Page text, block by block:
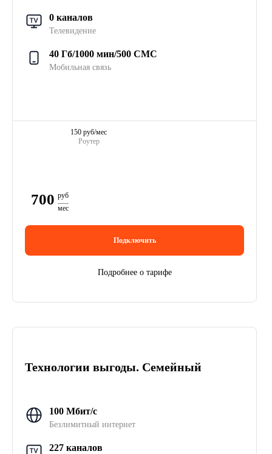
0 каналов
Телевидение
40 Гб/1000 мин/500 СМС
Мобильная связь
Роутер
150 руб/мес
700 руб
мес
Подключить
Подробнее о тарифе
Технологии выгоды. Семейный
100 Мбит/с
Безлимитный интернет
227 каналов